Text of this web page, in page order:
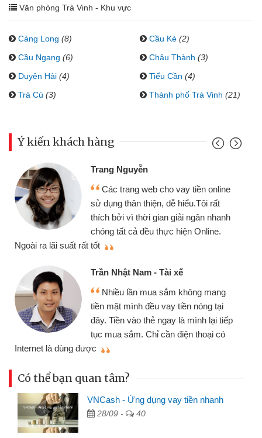
Văn phòng Trà Vinh - Khu vực
Càng Long (8) Cầu Kè (2)
Cầu Ngang (6) Châu Thành (3)
Duyên Hải (4) Tiểu Cần (4)
Trà Cú (3) Thành phố Trà Vinh (21)
Ý kiến khách hàng
Trang Nguyễn
Các trang web cho vay tiền online
sử dụng thân thiện, dễ hiểu.Tôi rất
thích bởi vì thời gian giải ngân nhanh
chóng tất cả đều thực hiện Online.
Ngoài ra lãi suất rất tốt
Trần Nhật Nam - Tài xế
Nhiều lần mua sắm không mang
tiền mặt mình đều vay tiền nóng tại
đây. Tiền vào thẻ ngay là mình lại tiếp
tục mua sắm. Chỉ cần điện thoại có
Internet là dùng được
Có thể bạn quan tâm?
VNCash - Ứng dụng vay tiền nhanh
28/09 - 40